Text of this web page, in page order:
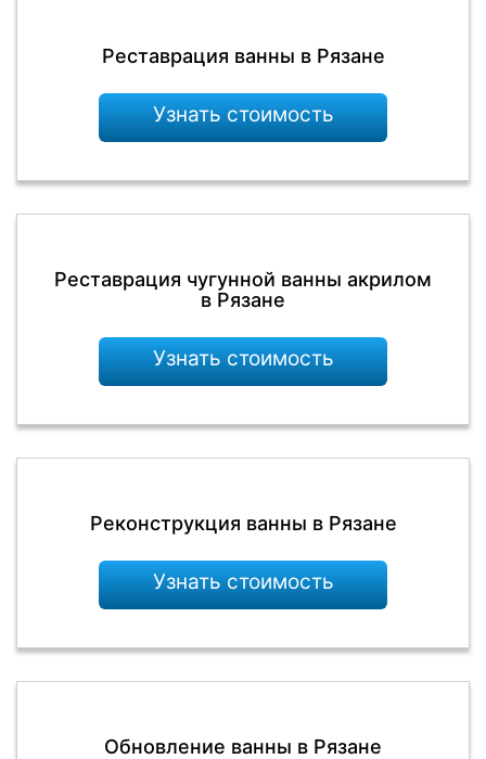
Реставрация ванны в Рязане
Узнать стоимость
Реставрация чугунной ванны акрилом
в Рязане
Узнать стоимость
Реконструкция ванны в Рязане
Узнать стоимость
Обновление ванны в Рязане